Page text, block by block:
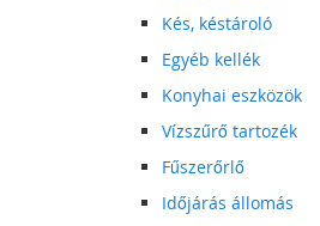
Kés, késtároló
Egyéb kellék
Konyhai eszközök
Vízszűrő tartozék
Fűszerőrlő
Időjárás állomás